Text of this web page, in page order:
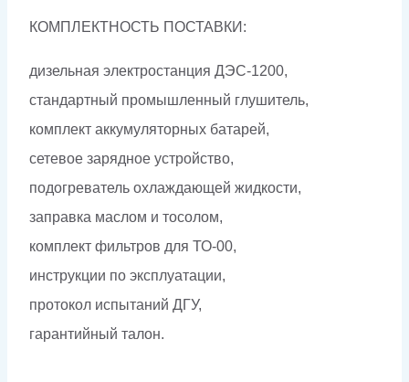
КОМПЛЕКТНОСТЬ ПОСТАВКИ:
дизельная электростанция ДЭС-1200,
стандартный промышленный глушитель,
комплект аккумуляторных батарей,
сетевое зарядное устройство,
подогреватель охлаждающей жидкости,
заправка маслом и тосолом,
комплект фильтров для ТО-00,
инструкции по эксплуатации,
протокол испытаний ДГУ,
гарантийный талон.